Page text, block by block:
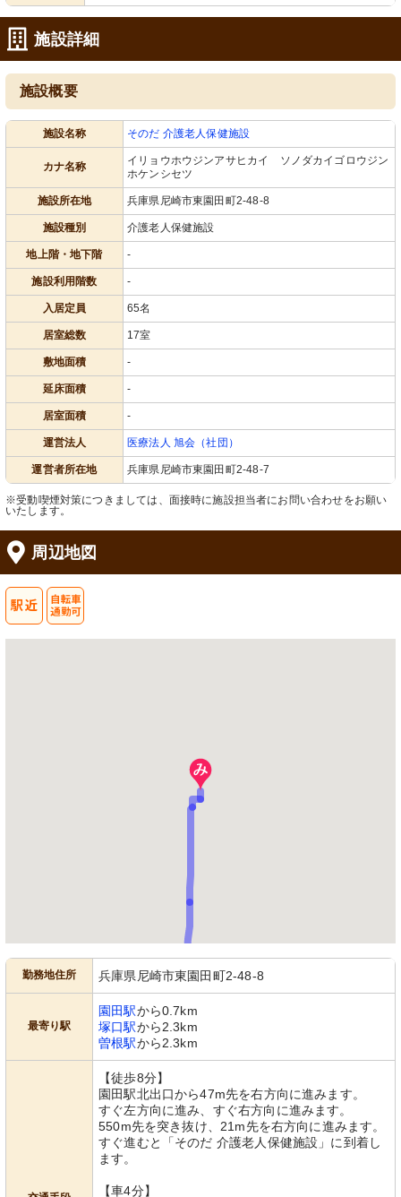
施設詳細
施設概要
施設名称 そのだ 介護老人保健施設
カナ名称
イリョウホウジンアサヒカイ ソノダカイゴロウジン
ホケンシセツ
施設所在地 兵庫県尼崎市東園田町2-48-8
施設種別 介護老人保健施設
地上階・地下階 -
施設利用階数 -
入居定員 65名
居室総数 17室
敷地面積 -
延床面積 -
居室面積 -
運営法人 医療法人 旭会（社団）
運営者所在地 兵庫県尼崎市東園田町2-48-7
※受動喫煙対策につきましては、面接時に施設担当者にお問い合わせをお願い
いたします。
周辺地図
勤務地住所 兵庫県尼崎市東園田町2-48-8
最寄り駅
園田駅から0.7km
塚口駅から2.3km
曽根駅から2.3km
【徒歩8分】
園田駅北出口から47m先を右方向に進みます。
すぐ左方向に進み、すぐ右方向に進みます。
550m先を突き抜け、21m先を右方向に進みます。
すぐ進むと「そのだ 介護老人保健施設」に到着し
ます。
【車4分】